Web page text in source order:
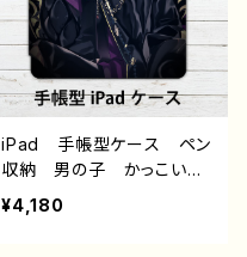
ズ タイトル：黒野京 デザイ
ン65 作：黒野京
iPad 手帳型ケース ペン
収納 男の子 かっこい
い イケメン おしゃれ ク
ール エモい 病みかわい
¥4,180